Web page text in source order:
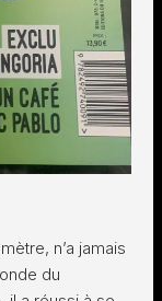
n’a jamais
du